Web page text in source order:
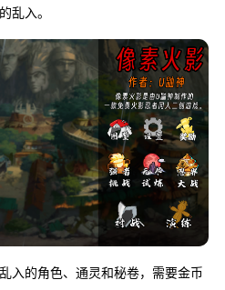
乱入。
入的角色、通灵和秘卷，需要金币